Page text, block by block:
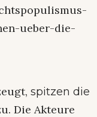
ueber-die-
spitzen die
Die Akteure